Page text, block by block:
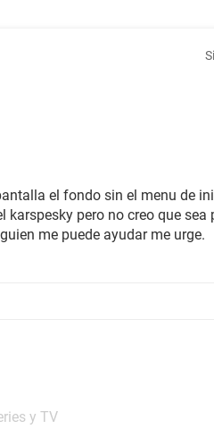
el fondo sin el menu de
pero no creo que sea
me puede ayudar me urge.
y TV